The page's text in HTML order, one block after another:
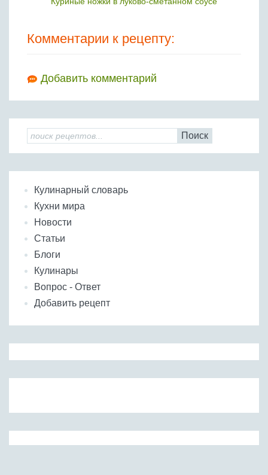
Комментарии к рецепту:
Добавить комментарий
Поиск
Кулинарный словарь
Кухни мира
Новости
Статьи
Блоги
Кулинары
Вопрос - Ответ
Добавить рецепт